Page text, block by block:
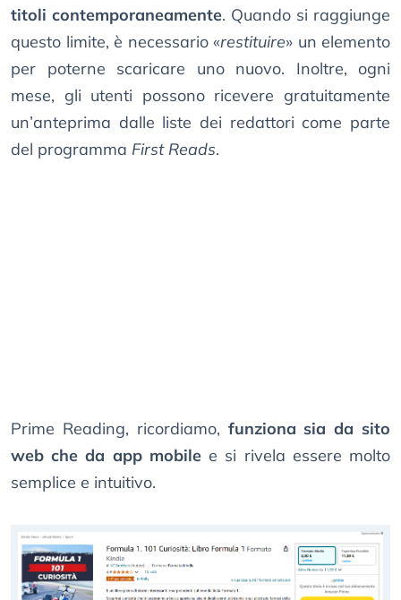
titoli contemporaneamente. Quando si raggiunge
questo limite, è necessario «restituire» un elemento
per poterne scaricare uno nuovo. Inoltre, ogni
mese, gli utenti possono ricevere gratuitamente
un’anteprima dalle liste dei redattori come parte
del programma First Reads.
Prime Reading, ricordiamo, funziona sia da sito
web che da app mobilee si rivela essere molto
semplice e intuitivo.